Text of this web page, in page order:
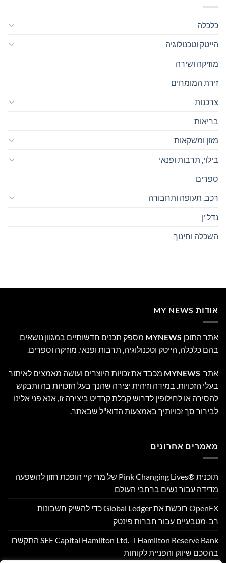
כלכלה
הייטק וטכנולוגיה
מוזיקה ושירה
זירת המומחים
צרכנות
בריאות
מזון ומשקאות
בילוי, תרבות ופנאי
ספרים
רכב, תעופה ותחבורה
נדל"ן
השכלה וחינוך
אודות MY NEWS
אתר התוכן MYNEWS מספק תכנים חדשותיים במגוון נושאים
בהם כלכלה, הייטק וטכנולוגיה, תרבות ופנאי, מוזיקה וספרים.
אתר MYNEWS מכבד את זכויות היוצרים ועושה מאמצים לאיתור
בעלי הזכויות. במידה וזיהית יצירה שהנך בעל הזכויות בה ותבקש
להסירה או לחילופין לדרוש קבלת קרדיט ביצירה זו, אנא פני אלינו
לבירור סך זכויותיך באמצעות הדוא"ל שבאתר.
מאמרים אחרונים
תוכנית Pink Changing Lives®‎ של מרי קיי הופכת חזון להשפעה
מדידה עבור נשים ברחבי העולם
OpenFX רוכשת את Global Ledger כדי להשיק חשבונות
רב-מטבעיים עבור חברות פינטק
Hamilton Reserve Bank ו- SEE Capital Hamilton Ltd.‎ התקשרו
בהסכם שיווק והפניית לקוחות